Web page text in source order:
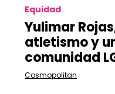
Equidad
Yulimar
atletismo y
comunidad
Cosmopolitan